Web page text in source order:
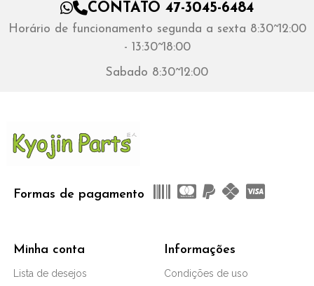
CONTATO 47-3045-6484
Horário de funcionamento segunda a sexta 8:30~12:00
- 13:30~18:00
Sabado 8:30~12:00
Formas de pagamento
Minha conta
Lista de desejos
Informações
Condições de uso